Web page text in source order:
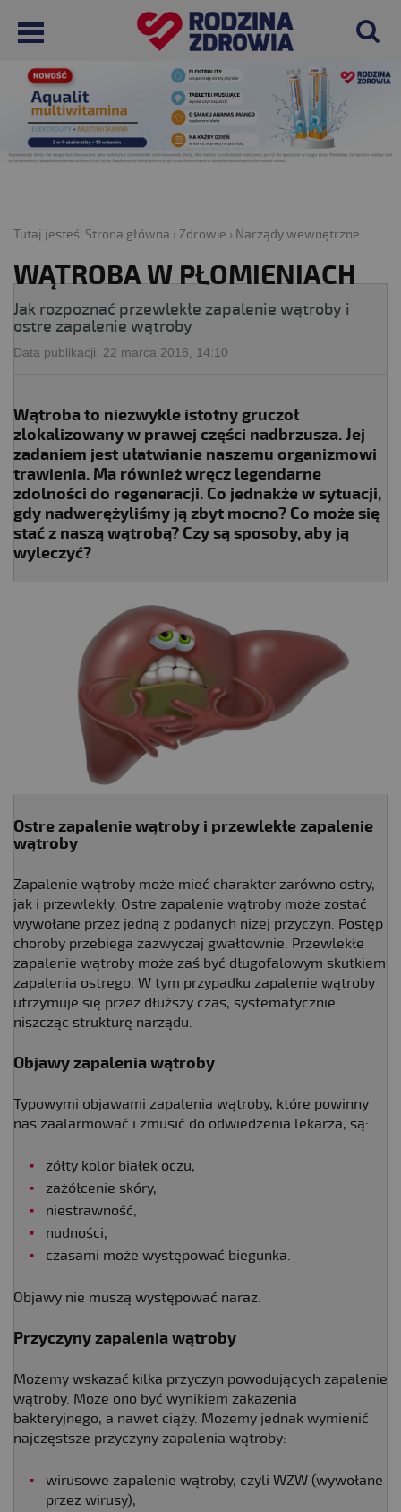
Tutaj jesteś: Strona główna › Zdrowie › Narządy wewnętrzne
WĄTROBA W PŁOMIENIACH
Jak rozpoznać przewlekłe zapalenie wątroby i
ostre zapalenie wątroby
Data publikacji: 22 marca 2016, 14:10
Wątroba to niezwykle istotny gruczoł
zlokalizowany w prawej części nadbrzusza. Jej
zadaniem jest ułatwianie naszemu organizmowi
trawienia. Ma również wręcz legendarne
zdolności do regeneracji. Co jednakże w sytuacji,
gdy nadwerężyliśmy ją zbyt mocno? Co może się
stać z naszą wątrobą? Czy są sposoby, aby ją
wyleczyć?
Ostre zapalenie wątroby i przewlekłe zapalenie
wątroby
Zapalenie wątroby może mieć charakter zarówno ostry,
jak i przewlekły. Ostre zapalenie wątroby może zostać
wywołane przez jedną z podanych niżej przyczyn. Postęp
choroby przebiega zazwyczaj gwałtownie. Przewlekłe
zapalenie wątroby może zaś być długofalowym skutkiem
zapalenia ostrego. W tym przypadku zapalenie wątroby
utrzymuje się przez dłuższy czas, systematycznie
niszcząc strukturę narządu.
Objawy zapalenia wątroby
Typowymi objawami zapalenia wątroby, które powinny
nas zaalarmować i zmusić do odwiedzenia lekarza, są:
żółty kolor białek oczu,
zażółcenie skóry,
niestrawność,
nudności,
czasami może występować biegunka.
Objawy nie muszą występować naraz.
Przyczyny zapalenia wątroby
Możemy wskazać kilka przyczyn powodujących zapalenie
wątroby. Może ono być wynikiem zakażenia
bakteryjnego, a nawet ciąży. Możemy jednak wymienić
najczęstsze przyczyny zapalenia wątroby:
wirusowe zapalenie wątroby, czyli WZW (wywołane
przez wirusy),